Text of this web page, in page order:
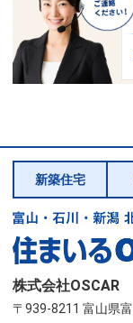
新築住宅
株式会社OSCAR
〒939-8211 富山県